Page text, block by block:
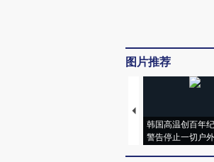
图片推荐
韩国高温创百年
警告停止一切户